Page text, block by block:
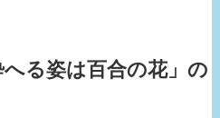
へる姿は百合の花」の